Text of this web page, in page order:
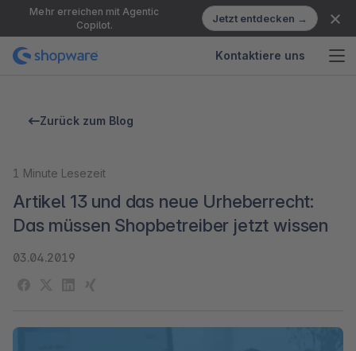
Mehr erreichen mit Agentic
Copilot.
Jetzt entdecken →
Kontaktiere uns
Zurück zum Blog
1 Minute Lesezeit
Artikel 13 und das neue Urheberrecht:
Das müssen Shopbetreiber jetzt wissen
03.04.2019